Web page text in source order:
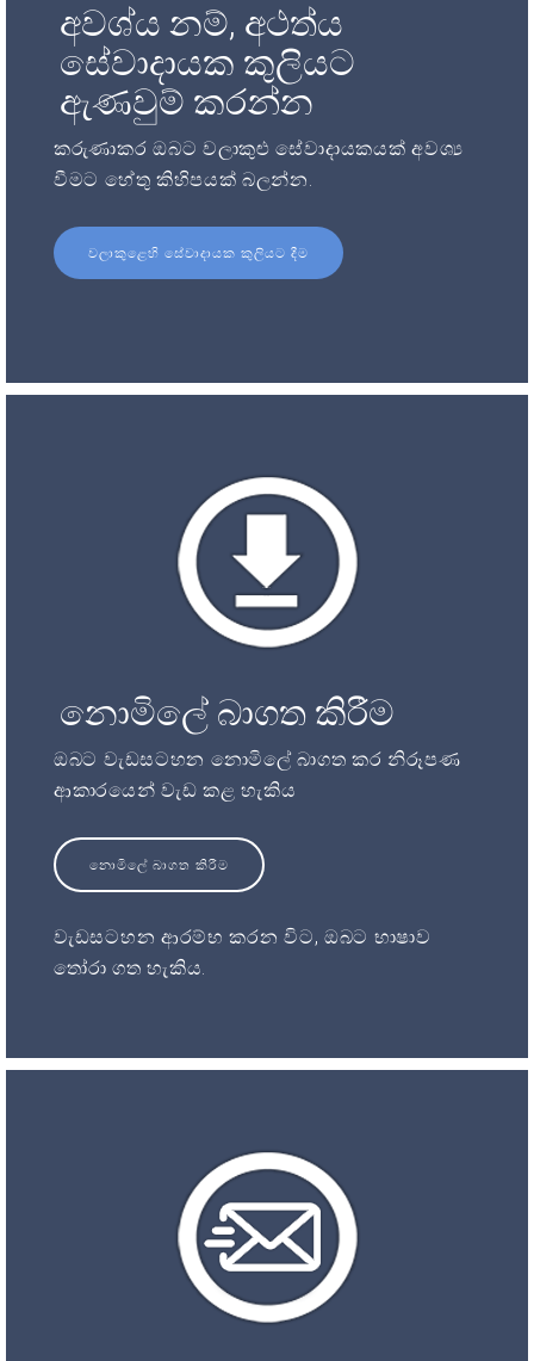
අවශ්ය නම්, අථත්ය
සේවාදායක කුලියට
ඇණවුම් කරන්න
කරුණාකර ඔබට වලාකුළු සේවාදායකයක් අවශ්‍ය
වීමට හේතු කිහිපයක් බලන්න.
වලාකුළෙහි සේවාදායක කුලියට දීම
නොමිලේ බාගත කිරීම
ඔබට වැඩසටහන නොමිලේ බාගත කර නිරූපණ
ආකාරයෙන් වැඩ කළ හැකිය
නොමිලේ බාගත කිරීම
වැඩසටහන ආරම්භ කරන විට, ඔබට භාෂාව
තෝරා ගත හැකිය.